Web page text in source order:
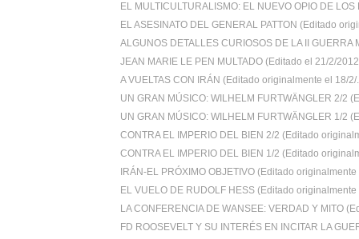
EL MULTICULTURALISMO: EL NUEVO OPIO DE LOS
EL ASESINATO DEL GENERAL PATTON (Editado
ALGUNOS DETALLES CURIOSOS DE LA II GUERRA
JEAN MARIE LE PEN MULTADO (Editado el 21/2/
A VUELTAS CON IRÁN (Editado originalmente el 18/2/
UN GRAN MÚSICO: WILHELM FURTWÄNGLER 2/2
UN GRAN MÚSICO: WILHELM FURTWÄNGLER 1/2
CONTRA EL IMPERIO DEL BIEN 2/2 (Editado
CONTRA EL IMPERIO DEL BIEN 1/2 (Editado
IRÁN-EL PRÓXIMO OBJETIVO (Editado originalmente
EL VUELO DE RUDOLF HESS (Editado originalmente
LA CONFERENCIA DE WANSEE: VERDAD Y MITO
FD ROOSEVELT Y SU INTERÉS EN INCITAR LA